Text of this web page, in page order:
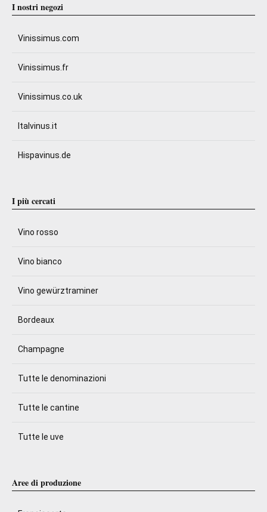
I nostri negozi
Vinissimus.com
Vinissimus.fr
Vinissimus.co.uk
Italvinus.it
Hispavinus.de
I più cercati
Vino rosso
Vino bianco
Vino gewürztraminer
Bordeaux
Champagne
Tutte le denominazioni
Tutte le cantine
Tutte le uve
Aree di produzione